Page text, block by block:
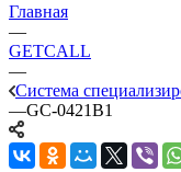
Главная
—
GETCALL
—
Система
—GC-0421B1